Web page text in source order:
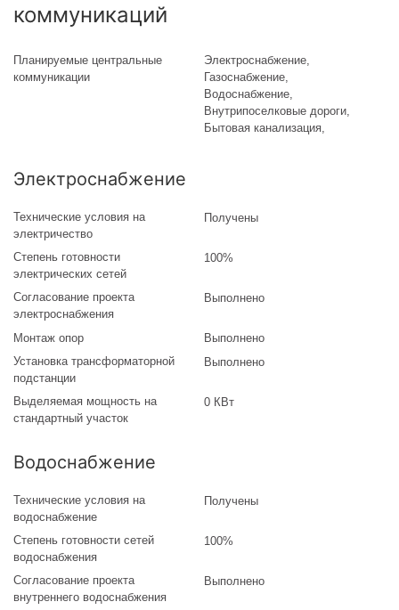
коммуникаций
Планируемые центральные
коммуникации
Электроснабжение,
Газоснабжение,
Водоснабжение,
Внутрипоселковые дороги,
Бытовая канализация,
Электроснабжение
Технические условия на
электричество
Получены
Степень готовности
электрических сетей
100%
Согласование проекта
электроснабжения
Выполнено
Монтаж опор
Выполнено
Установка трансформаторной
подстанции
Выполнено
Выделяемая мощность на
стандартный участок
0 КВт
Водоснабжение
Технические условия на
водоснабжение
Получены
Степень готовности сетей
водоснабжения
100%
Согласование проекта
внутреннего водоснабжения
Выполнено